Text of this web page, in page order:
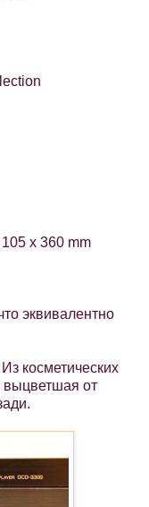
x 360 mm
эквивалентно
косметических
выцветшая от